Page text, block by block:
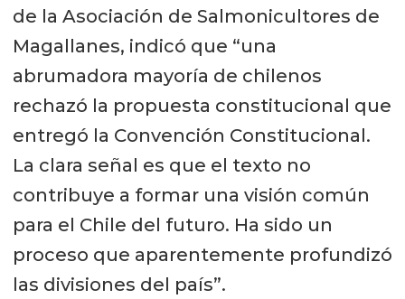
de la Asociación de Salmonicultores de
Magallanes, indicó que “una
abrumadora mayoría de chilenos
rechazó la propuesta constitucional que
entregó la Convención Constitucional.
La clara señal es que el texto no
contribuye a formar una visión común
para el Chile del futuro. Ha sido un
proceso que aparentemente profundizó
las divisiones del país”.